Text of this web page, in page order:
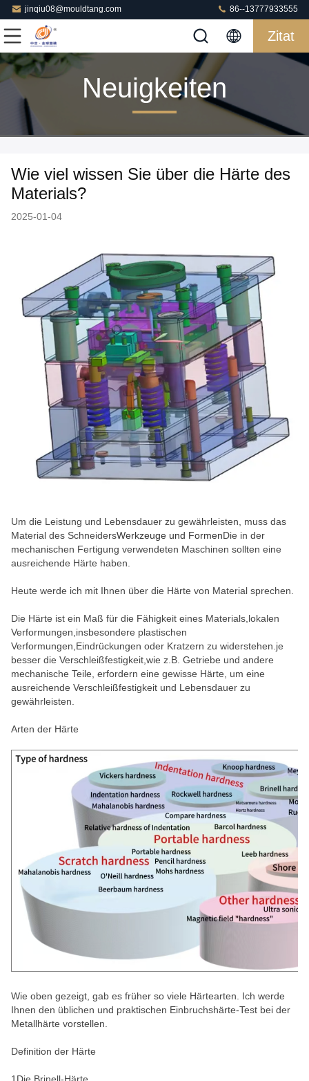
jinqiu08@mouldtang.com 86--13777933555
Zitat
Neuigkeiten
Wie viel wissen Sie über die Härte des
Materials?
2025-01-04
Um die Leistung und Lebensdauer zu gewährleisten, muss das
Material des SchneidersWerkzeuge und FormenDie in der
mechanischen Fertigung verwendeten Maschinen sollten eine
ausreichende Härte haben.
Heute werde ich mit Ihnen über die Härte von Material sprechen.
Die Härte ist ein Maß für die Fähigkeit eines Materials,lokalen
Verformungen,insbesondere plastischen
Verformungen,Eindrückungen oder Kratzern zu widerstehen.je
besser die Verschleißfestigkeit,wie z.B. Getriebe und andere
mechanische Teile, erfordern eine gewisse Härte, um eine
ausreichende Verschleißfestigkeit und Lebensdauer zu
gewährleisten.
Arten der Härte
Wie oben gezeigt, gab es früher so viele Härtearten. Ich werde
Ihnen den üblichen und praktischen Einbruchshärte-Test bei der
Metallhärte vorstellen.
Definition der Härte